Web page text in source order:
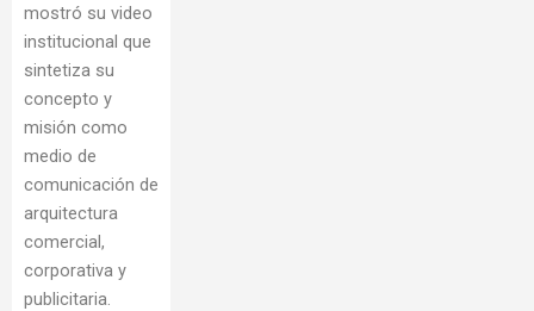
mostró su video
institucional que
sintetiza su
concepto y
misión como
medio de
comunicación de
arquitectura
comercial,
corporativa y
publicitaria.